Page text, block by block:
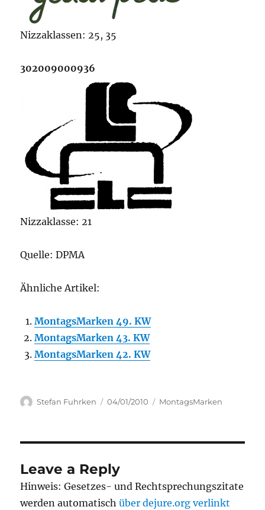
Nizzaklassen: 25, 35
302009000936
Nizzaklasse: 21
Quelle: DPMA
Ähnliche Artikel:
MontagsMarken 49. KW
MontagsMarken 43. KW
MontagsMarken 42. KW
Author
Stefan Fuhrken
Posted
04/01/2010 Categories
MontagsMarken
Leave a Reply
Hinweis: Gesetzes- und Rechtsprechungszitate
werden automatischüber dejure.org verlinkt